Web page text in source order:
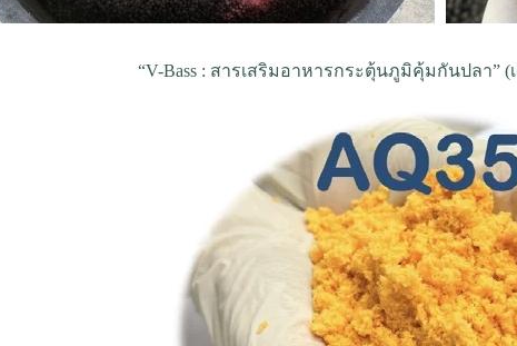
“V-Bass : สารเสริมอาหารกระตุ้นภูมิคุ้มกันปลา”